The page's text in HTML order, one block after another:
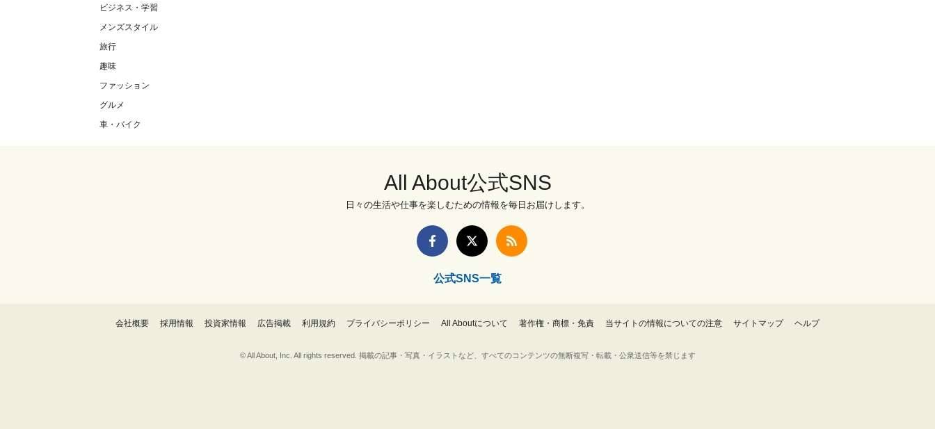
ビジネス・学習
メンズスタイル
旅行
趣味
ファッション
グルメ
車・バイク
All About公式SNS
日々の生活や仕事を楽しむための情報を毎日お届けします。
公式SNS一覧
会社概要 採用情報 投資家情報 広告掲載 利用規約 プライバシーポリシー All Aboutについて 著作権・商標・免責 当サイトの情報についての注意 サイトマップ ヘルプ
© All About, Inc. All rights reserved. 掲載の記事・写真・イラストなど、すべてのコンテンツの無断複写・転載・公衆送信等を禁じます